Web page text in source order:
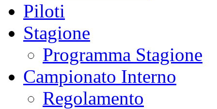
Piloti
Stagione
Programma Stagione
Campionato Interno
Regolamento